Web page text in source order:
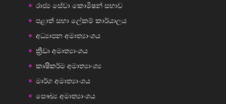
රාජ්‍ය සේවා කොමිෂන් සභාව
පළාත් සභා ලේකම් කාර්යාලය
අධ්‍යාපන අමාත්‍යාංශය
ක්‍රීඩා අමාත්‍යාංශය
කෘෂිකර්ම අමාත්‍යාංශ්‍ය
මාර්ග අමාත්‍යාංශය
සෞඛ්‍ය අමාත්‍යාංශය